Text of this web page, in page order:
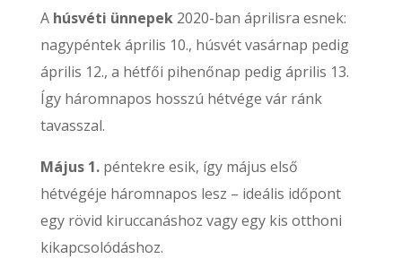
A húsvéti ünnepek2020-ban áprilisra esnek:
nagypéntek április 10., húsvét vasárnap pedig
április 12., a hétfői pihenőnap pedig április 13.
Így háromnapos hosszú hétvége vár ránk
tavasszal.
Május 1.péntekre esik, így május első
hétvégéje háromnapos lesz – ideális időpont
egy rövid kiruccanáshoz vagy egy kis otthoni
kikapcsolódáshoz.